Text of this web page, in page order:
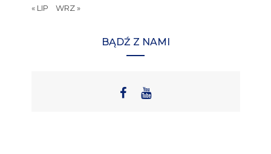
« LIP
WRZ »
BĄDŹ Z NAMI